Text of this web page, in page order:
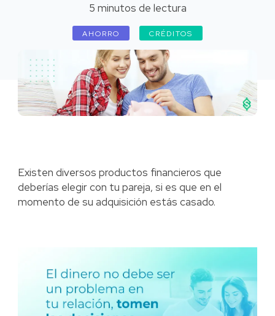
5 minutos de lectura
AHORRO CRÉDITOS
Existen diversos productos financieros que
deberías elegir con tu pareja, si es que en el
momento de su adquisición estás casado.